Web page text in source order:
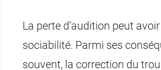
La perte d’audition peut
sociabilité. Parmi ses
souvent, la correction du